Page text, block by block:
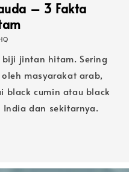
– 3 Fakta
jintan hitam. Sering
masyarakat arab,
black cumin atau black
dan sekitarnya.